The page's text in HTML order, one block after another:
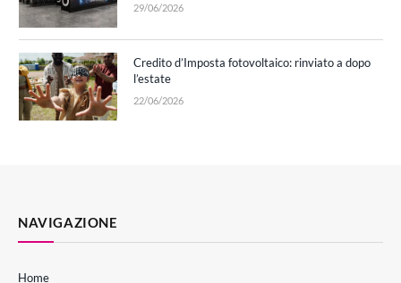
29/06/2026
Credito d’Imposta fotovoltaico: rinviato a dopo
l’estate
22/06/2026
NAVIGAZIONE
Home